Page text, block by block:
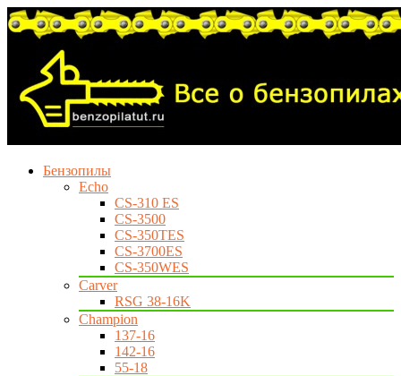
Бензопилы
Echo
CS-310 ES
CS-3500
CS-350TES
CS-3700ES
CS-350WES
Carver
RSG 38-16K
Champion
137-16
142-16
55-18